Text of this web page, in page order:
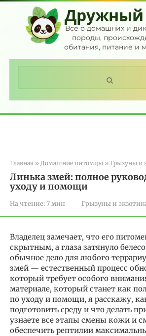
Перейти
контенту
Дружный
Все о домашних и
породы,
обитания, питание и
Главная » Домашние питомцы » Грызуны и
Линька змей: полное
уходу и помощи
На чтение:7 мин Грызуны и
Владелец замечает, что его
скрытным, а глаза затянуло
обычное дело для любого
змей — естественный процесс
который требует особого
материале, который станет как
по уходу и помощи, я расскажу,
подготовить среду и что делать
узнаете все этапы смены кожи и
обеспечить рептилии